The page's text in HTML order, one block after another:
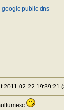
google public dns
2011-02-22 19:39:21